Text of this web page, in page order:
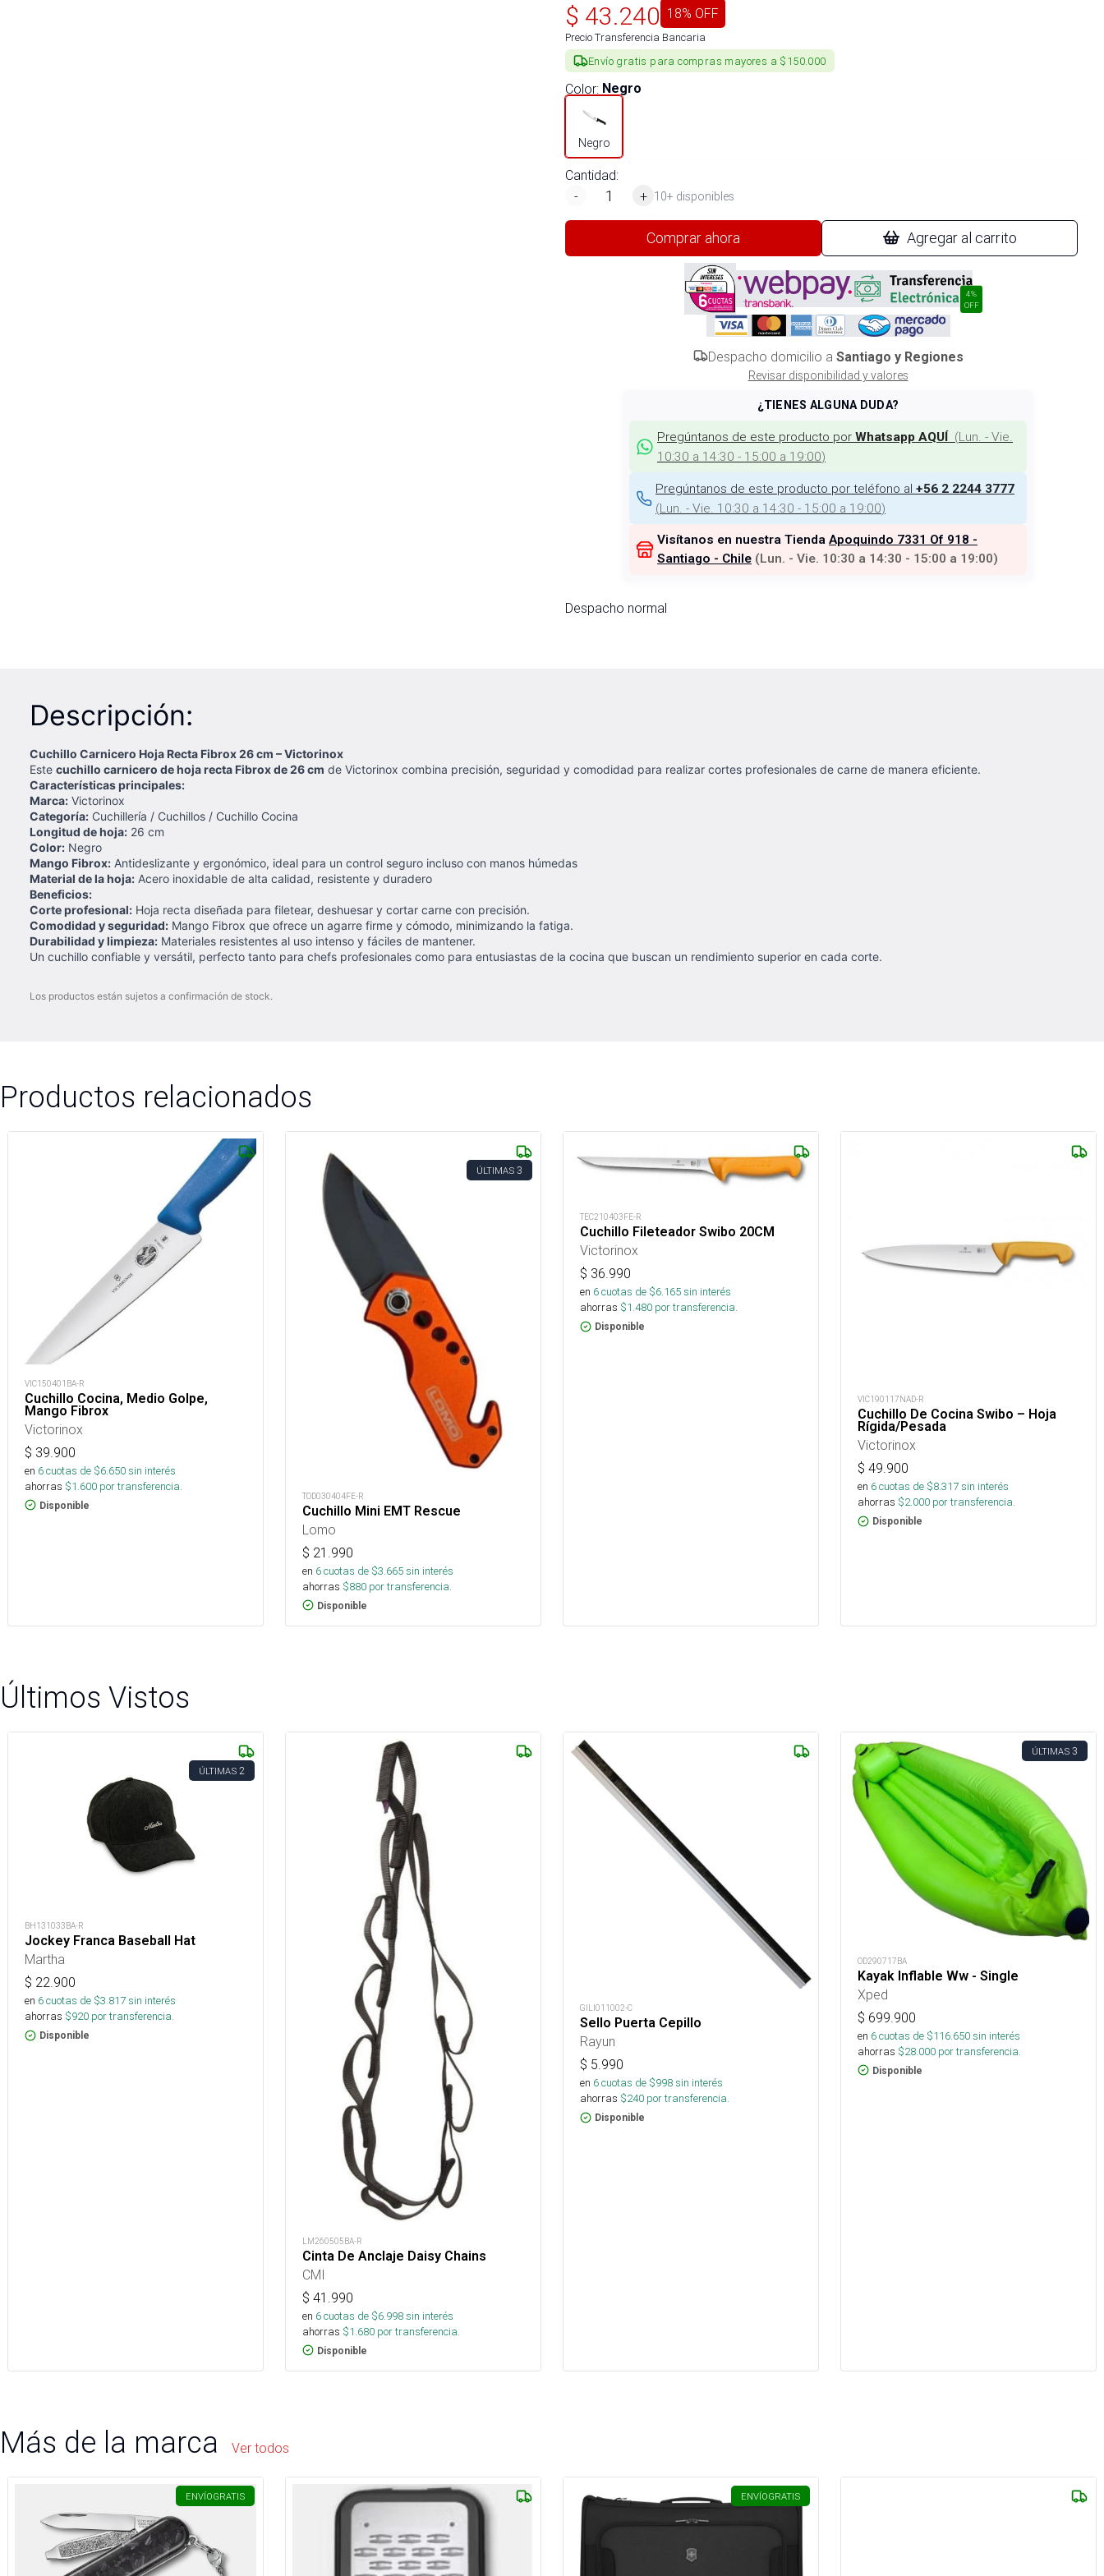
$ 43.240 18% OFF
Precio Transferencia Bancaria
Envío gratis para compras mayores a $150.000
Color: Negro
Negro
Cantidad:
-
+ 10+ disponibles
Comprar ahora Agregar al carrito
4%
OFF
Despacho domicilio a Santiago y Regiones
Revisar disponibilidad y valores
¿TIENES ALGUNA DUDA?
Pregúntanos de este producto por Whatsapp AQUÍ (Lun. - Vie.
10:30 a 14:30 - 15:00 a 19:00)
Pregúntanos de este producto por teléfono al +56 2 2244 3777
(Lun. - Vie. 10:30 a 14:30 - 15:00 a 19:00)
Visítanos en nuestra Tienda Apoquindo 7331 Of 918 -
Santiago - Chile (Lun. - Vie. 10:30 a 14:30 - 15:00 a 19:00)
Despacho normal
Descripción:
Cuchillo Carnicero Hoja Recta Fibrox 26 cm – Victorinox
Este cuchillo carnicero de hoja recta Fibrox de 26 cm de Victorinox combina precisión, seguridad y comodidad para realizar cortes profesionales de carne de manera eficiente.
Características principales:
Marca: Victorinox
Categoría: Cuchillería / Cuchillos / Cuchillo Cocina
Longitud de hoja: 26 cm
Color: Negro
Mango Fibrox: Antideslizante y ergonómico, ideal para un control seguro incluso con manos húmedas
Material de la hoja: Acero inoxidable de alta calidad, resistente y duradero
Beneficios:
Corte profesional: Hoja recta diseñada para filetear, deshuesar y cortar carne con precisión.
Comodidad y seguridad: Mango Fibrox que ofrece un agarre firme y cómodo, minimizando la fatiga.
Durabilidad y limpieza: Materiales resistentes al uso intenso y fáciles de mantener.
Un cuchillo confiable y versátil, perfecto tanto para chefs profesionales como para entusiastas de la cocina que buscan un rendimiento superior en cada corte.
Los productos están sujetos a confirmación de stock.
Productos relacionados
VIC150401BA-R
Cuchillo Cocina, Medio Golpe,
Mango Fibrox
Victorinox
$ 39.900
en 6cuotas de $6.650sin interés
ahorras $1.600 por transferencia.
Disponible
ÚLTIMAS 3
TOD030404FE-R
Cuchillo Mini EMT Rescue
Lomo
$ 21.990
en 6cuotas de $3.665sin interés
ahorras $880 por transferencia.
Disponible
TEC210403FE-R
Cuchillo Fileteador Swibo 20CM
Victorinox
$ 36.990
en 6cuotas de $6.165sin interés
ahorras $1.480 por transferencia.
Disponible
VIC190117NAD-R
Cuchillo De Cocina Swibo – Hoja
Rígida/Pesada
Victorinox
$ 49.900
en 6cuotas de $8.317sin interés
ahorras $2.000 por transferencia.
Disponible
Últimos Vistos
ÚLTIMAS 2
BH131033BA-R
Jockey Franca Baseball Hat
Martha
$ 22.900
en 6cuotas de $3.817sin interés
ahorras $920 por transferencia.
Disponible
LM260505BA-R
Cinta De Anclaje Daisy Chains
CMI
$ 41.990
en 6cuotas de $6.998sin interés
ahorras $1.680 por transferencia.
Disponible
GILI011002-C
Sello Puerta Cepillo
Rayun
$ 5.990
en 6cuotas de $998sin interés
ahorras $240 por transferencia.
Disponible
ÚLTIMAS 3
OD290717BA
Kayak Inflable Ww - Single
Xped
$ 699.900
en 6cuotas de $116.650sin interés
ahorras $28.000 por transferencia.
Disponible
Más de la marca Ver todos
ENVÍOGRATIS ENVÍOGRATIS